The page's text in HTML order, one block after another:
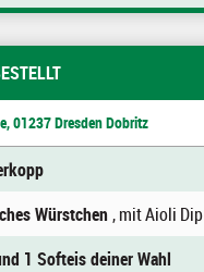
01237 Dresden Dobritz
Würstchen, mit Aioli Dip
1 Softeis deiner Wahl